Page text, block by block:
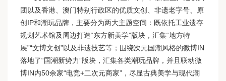
团以及香港、澳门特别行政区的优质文创、非遗老字号、原
创IP和潮玩品牌，主要分为两大主题空间：既依托工业遗存
规划艺术馆及周边打造“东方新美学”版块，汇集“地方特
展”“文博文创”以及非遗技艺等；围绕次元国潮风格的微博IN
落地了“国潮新势力”版块，汇集各类潮玩品牌，并且联动微
博IN内50余家“电竞+二次元商家”，尽显古典美学与现代潮